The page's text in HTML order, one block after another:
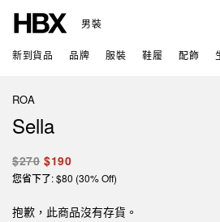
男裝
新到貨品 品牌 服裝 鞋履 配飾
ROA
Sella
$270 $190
您省下了: $80 (30% Off)
抱歉，此商品沒有存貨。